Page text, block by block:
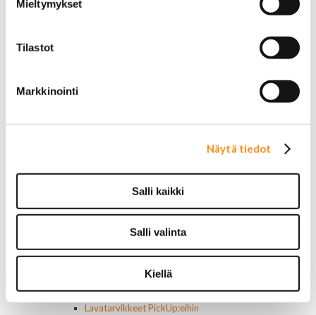
Mieltymykset
Tilastot
Markkinointi
Näytä tiedot
Salli kaikki
Salli valinta
Kiellä
Pontiac
Lasit, ikkunatarvikkeet
Sivulasit/takalasit
Tuulilasit
Pyyhkijänsulat
Sivulasivisiirit ja tuuliohjaimet
Lavatarvikkeet PickUp:eihin